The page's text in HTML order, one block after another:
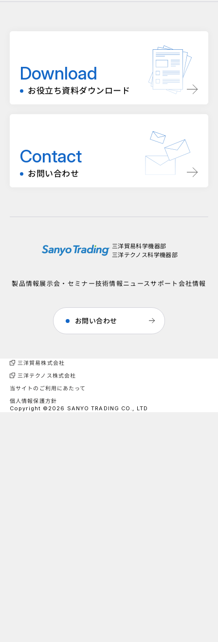
Download
お役立ち資料ダウンロード
Contact
お問い合わせ
三洋貿易科学機器部
三洋テクノス科学機器部
製品情報展示会・セミナー技術情報ニュースサポート 会社情報
お問い合わせ
三洋貿易株式会社
三洋テクノス株式会社
当サイトのご利用にあたって
個人情報保護方針
Copyright ©2026 SANYO TRADING CO., LTD